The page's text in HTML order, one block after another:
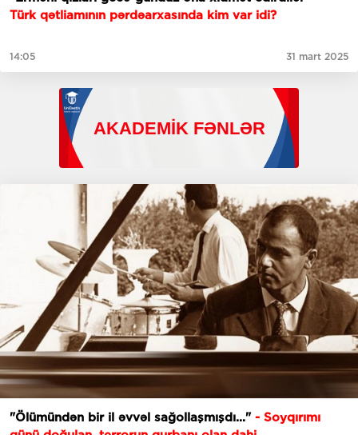
Türk qətliamının pərdəarxasında kim var idi?
14:05 31 mart 2025
"Ölümündən bir il əvvəl sağollaşmışdı..." - Soyqırımı